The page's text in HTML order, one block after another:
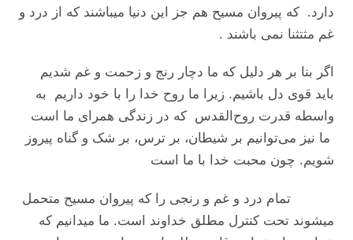
دارد. که پیروان مسیح هم جز این دنیا میباشند که از درد و
غم مثتثنا نمی باشند .
اگر بنا بر هر دلیل که ما دچار رنج و زحمت و غم شدیم
باید قوی دل باشیم. زیرا ما روح خدا را با خود داریم به
واسطه قدرت روح‌القدس که در زندگی همرای ما است
ما نیز می‌توانیم بر شیطان، بر ترس، بر شک و گناه پیروز
شویم. چون محبت خدا با ما است
تمام درد و غم و رنجی را که پیروان مسیح متحمل
میشوند تحت کنترل مطلق خداوند است. ما میدانیم که